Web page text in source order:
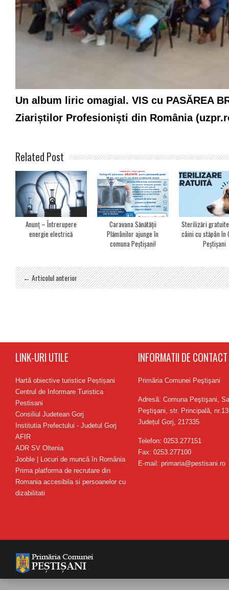
Un album liric omagial. VIS cu PASĂREA
Ziariștilor Profesioniști din România
Related Post
Anunț – Întrerupere
energie electrică
Caravana Sănătății
Plămânilor ajunge în
comuna Peștișani!
Sterilizări
câini cu stăpân în
Peștișani
← Articolul anterior
LINK-URI UTILE
Hartă obiective turistice Peștișani
Centrul de Informare Turistica
Pestisani
Consiliul Judetean Gorj
Institutia Prefectului - Judetul Gorj
AFIR
ADR SV Oltenia
Jooble | Locuri de muncă în România
Prima platforma de recrutare din
Romania accesibila si persoanelor cu
dizabilitati
INFORMATII DE CONTACT
Primăria Comunei Peştişani
Adresă: Comuna Peştişani,
Peştişani, str. Principală,
Județul Gorj, 217335
Telefon: 0253.277151
Fax: 0253.277100
E-mail: primaria@pestisani.ro